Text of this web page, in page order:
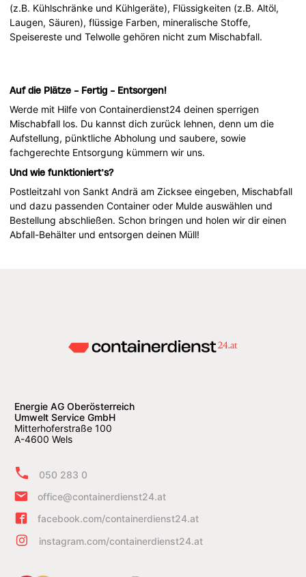
(z.B. Kühlschränke und Kühlgeräte), Flüssigkeiten (z.B. Altöl,
Laugen, Säuren), flüssige Farben, mineralische Stoffe,
Speisereste und Telwolle gehören nicht zum Mischabfall.
Auf die Plätze - Fertig - Entsorgen!
Werde mit Hilfe von Containerdienst24 deinen sperrigen
Mischabfall los. Du kannst dich zurück lehnen, denn um die
Aufstellung, pünktliche Abholung und saubere, sowie
fachgerechte Entsorgung kümmern wir uns.
Und wie funktioniert’s?
Postleitzahl von Sankt Andrä am Zicksee eingeben, Mischabfall
und dazu passenden Container oder Mulde auswählen und
Bestellung abschließen. Schon bringen und holen wir dir einen
Abfall-Behälter und entsorgen deinen Müll!
Energie AG Oberösterreich
Umwelt Service GmbH
Mitterhoferstraße 100
A-4600 Wels
050 283 0
office@containerdienst24.at
facebook.com/containerdienst24.at
instagram.com/containerdienst24.at